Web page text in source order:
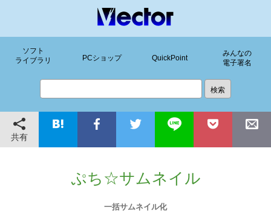
ソフト
ライブラリ
PCショップ QuickPoint
みんなの
電子署名
共有
ぷち☆サムネイル
一括サムネイル化